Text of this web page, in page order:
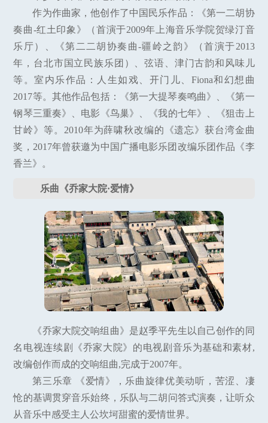
作为作曲家，他创作了中国民乐作品：《第一二胡协
奏曲-红土印象》（首演于2009年上海音乐学院贺绿汀音
乐厅）、《第二二胡协奏曲-疆岭之韵》（首演于2013
年，台北市国立民族乐团）、弦语、津门古韵和风味儿
等。室内乐作品：人生如戏、开门儿、Fiona和幻想曲
2017等。其他作品包括：《第一大提琴奏鸣曲》、《第一
钢琴三重奏》、电影《鸟巢》、《我的七年》、《狙击上
甘岭》等。2010年为薛啸秋改编的《遗忘》获台湾金曲
奖，2017年曾获邀为中国广播电影乐团改编乐团作品《李
香兰》。
乐曲《乔家大院·爱情》
《乔家大院交响组曲》是赵季平先生以自己创作的同
名电视连续剧《乔家大院》的电视剧音乐为基础和素材,
改编创作而成的交响组曲,完成于2007年。
第三乐章 《爱情》，乐曲旋律优美动听，苦涩、凄
怆的基调贯穿音乐始终，乐队与二胡问答式演奏，让听众
从音乐中感受主人公坎坷甜蜜的爱情世界。